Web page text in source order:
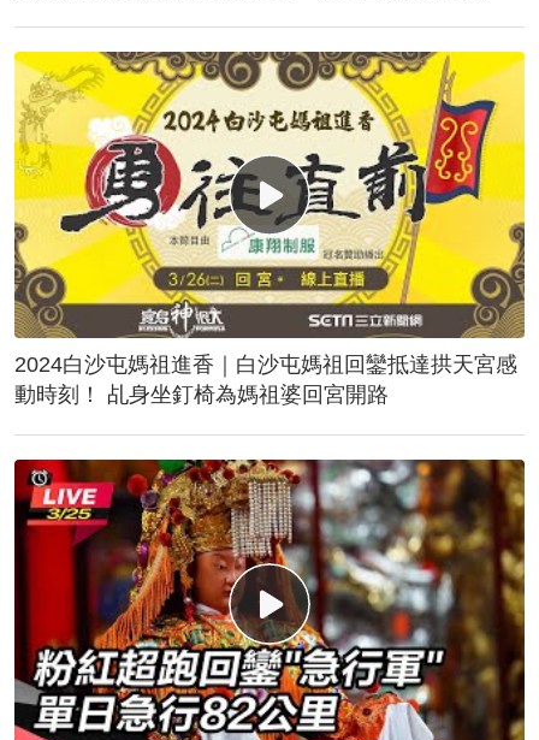
2024白沙屯媽祖進香｜白沙屯媽祖回鑾抵達拱天宮感
動時刻！ 乩身坐釘椅為媽祖婆回宮開路